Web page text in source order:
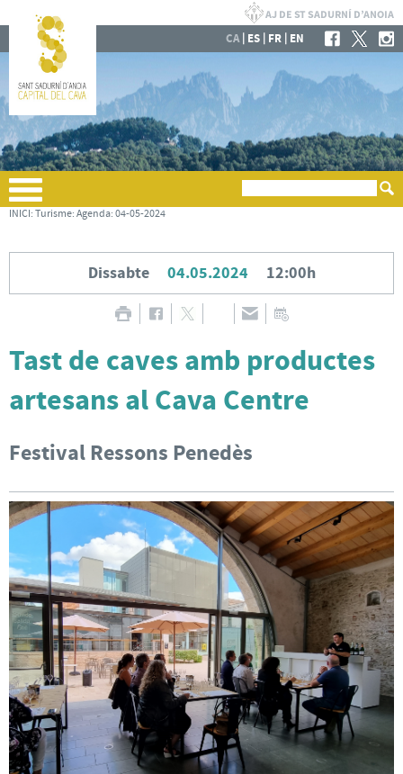
CA| ES | FR | EN
INICI: Turisme: Agenda: 04-05-2024
Dissabte 04.05.2024 12:00h
Tast de caves amb productes
artesans al Cava Centre
Festival Ressons Penedès